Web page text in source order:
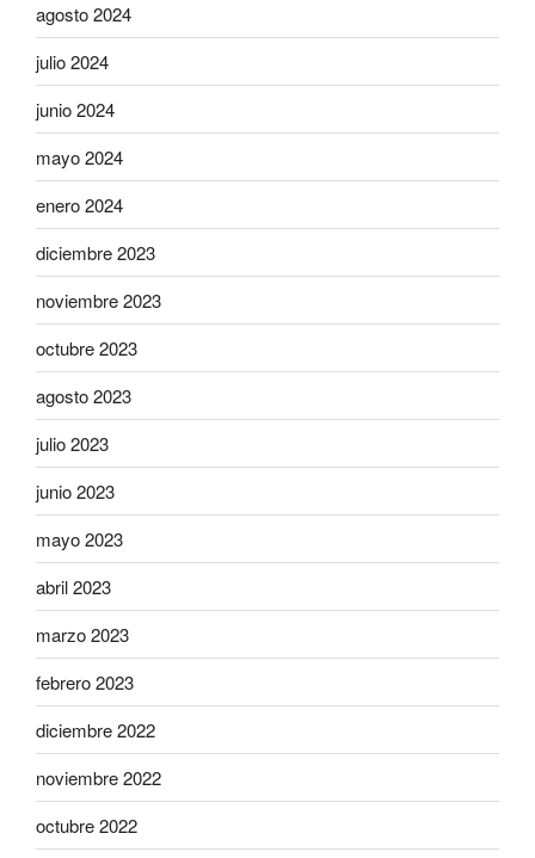
agosto 2024
julio 2024
junio 2024
mayo 2024
enero 2024
diciembre 2023
noviembre 2023
octubre 2023
agosto 2023
julio 2023
junio 2023
mayo 2023
abril 2023
marzo 2023
febrero 2023
diciembre 2022
noviembre 2022
octubre 2022